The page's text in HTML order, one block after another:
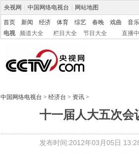
央视网 中国网络电视台 网站地图
首页 新闻 经济 体育 综艺 春晚 戏曲 音乐
电视
频道大全 栏目大全 节目大全 直播
中国网络电视台 > 经济台 > 资讯 >
十一届人大五次会
发布时间:2012年03月05日